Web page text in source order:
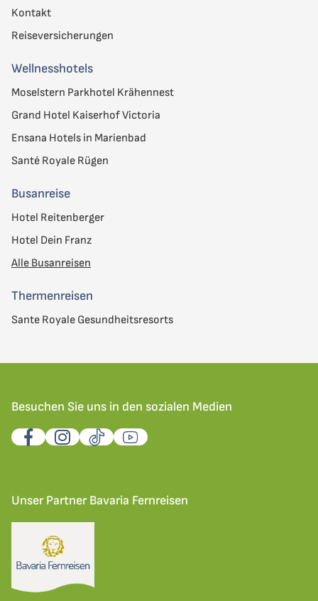
Kontakt
Reiseversicherungen
Wellnesshotels
Moselstern Parkhotel Krähennest
Grand Hotel Kaiserhof Victoria
Ensana Hotels in Marienbad
Santé Royale Rügen
Busanreise
Hotel Reitenberger
Hotel Dein Franz
Alle Busanreisen
Thermenreisen
Sante Royale Gesundheitsresorts
Besuchen Sie uns in den sozialen Medien
Unser Partner Bavaria Fernreisen